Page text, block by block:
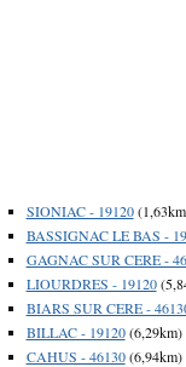
SIONIAC - 19120
BASSIGNAC LE BAS -
GAGNAC SUR CERE -
LIOURDRES - 19120
BIARS SUR CERE -
BILLAC - 19120(6,29km)
CAHUS - 46130(6,94km)